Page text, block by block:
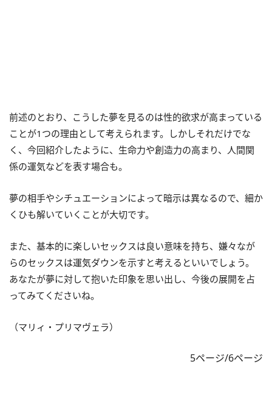
前述のとおり、こうした夢を見るのは性的欲求が高まっている
ことが1つの理由として考えられます。しかしそれだけでな
く、今回紹介したように、生命力や創造力の高まり、人間関
係の運気などを表す場合も。
夢の相手やシチュエーションによって暗示は異なるので、細か
くひも解いていくことが大切です。
また、基本的に楽しいセックスは良い意味を持ち、嫌々なが
らのセックスは運気ダウンを示すと考えるといいでしょう。
あなたが夢に対して抱いた印象を思い出し、今後の展開を占
ってみてくださいね。
（マリィ・プリマヴェラ）
5ページ/6ページ